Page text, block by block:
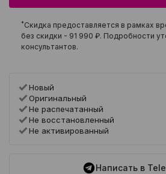
*Скидка предоставляется в рамках
без скидки - 91 990 ₽. Подробности
консультантов.
Новый
Оригинальный
Не распечатанный
Не восстановленный
Не активированный
Написать в